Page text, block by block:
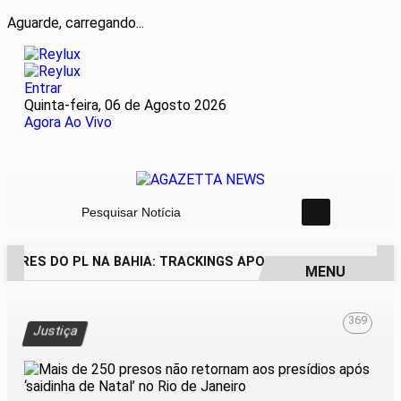
Aguarde, carregando...
Entrar
Quinta-feira, 06 de Agosto 2026
Agora Ao Vivo
Pesquisar Notícia
DO PL NA BAHIA: TRACKINGS APONTAM DRA. RAISSA
MENU
Justiça
369